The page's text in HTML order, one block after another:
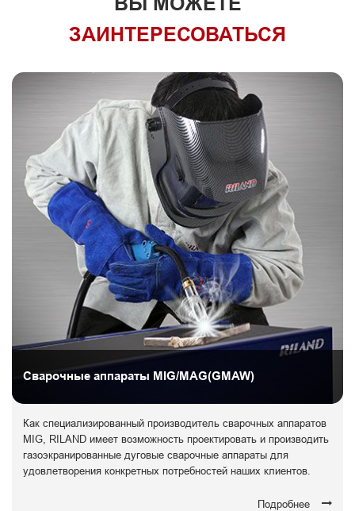
ЗАИНТЕРЕСОВАТЬСЯ
Сварочные аппараты MIG/MAG(GMAW)
Как специализированный производитель сварочных аппаратов
MIG, RILAND имеет возможность проектировать и производить
газоэкранированные дуговые сварочные аппараты для
удовлетворения конкретных потребностей наших клиентов.
Подробнее